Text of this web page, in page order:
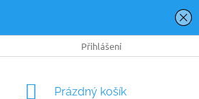
Přihlášení
NÁKUPNÍ
Prázdný košík